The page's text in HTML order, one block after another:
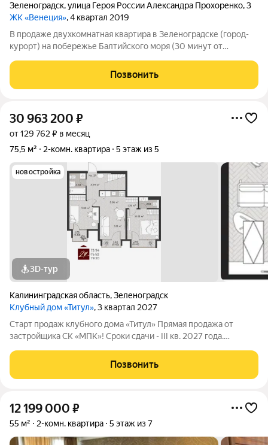
Зеленоградск,улица Героя России Александра Прохоренко,3
ЖК «Венеция», 4 квартал 2019
В продаже двухкомнатная квартира в Зеленоградске (город-
курорт) на побережье Балтийского моря (30 минут от
Кухня 9,7 м: мебель и техника входят в комплект.
Совмещённый санузел 3,8 м, выполнен
Позвонить
30 963 200 ₽
от 129 762 ₽ в месяц
75,5 м²
2-комн. квартира 5 этаж из 5
новостройка
3D-тур
Калининградская область,Зеленоградск
Клубный дом «Титул», 3 квартал 2027
Старт продаж клубного дома «Титул» Прямая продажа от
застройщика СК «МПК»! Сроки сдачи - III кв. 2027 года.
стремится к эксклюзивности во всем, желает наслаждаться
неспешной жизнью у моря,
Позвонить
12 199 000 ₽
55 м² 2-комн. квартира 5 этаж из 7